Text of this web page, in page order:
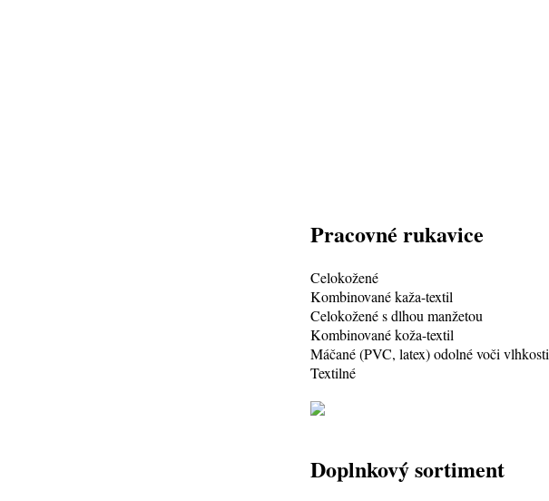
Pracovné rukavice
Celokožené
Kombinované kaža-textil
Celokožené s dlhou manžetou
Kombinované koža-textil
Máčané (PVC, latex) odolné voči vlhkosti
Textilné
Doplnkový sortiment